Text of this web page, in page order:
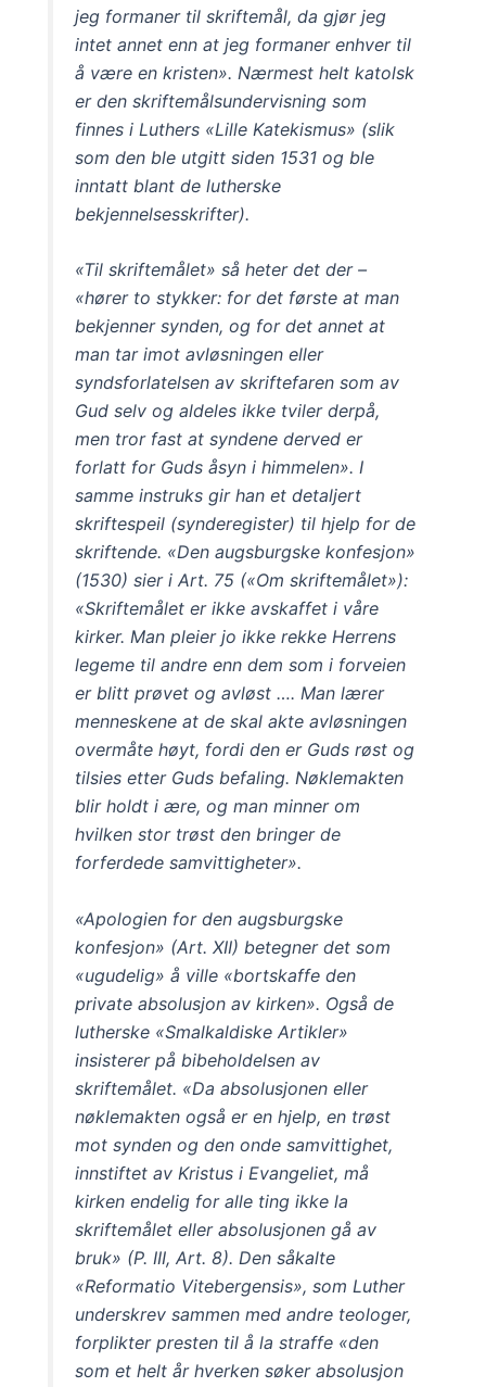
jeg formaner til skriftemål, da gjør jeg
intet annet enn at jeg formaner enhver til
å være en kristen». Nærmest helt katolsk
er den skriftemålsundervisning som
finnes i Luthers «Lille Katekismus» (slik
som den ble utgitt siden 1531 og ble
inntatt blant de lutherske
bekjennelsesskrifter).
«Til skriftemålet» så heter det der –
«hører to stykker: for det første at man
bekjenner synden, og for det annet at
man tar imot avløsningen eller
syndsforlatelsen av skriftefaren som av
Gud selv og aldeles ikke tviler derpå,
men tror fast at syndene derved er
forlatt for Guds åsyn i himmelen». I
samme instruks gir han et detaljert
skriftespeil (synderegister) til hjelp for de
skriftende. «Den augsburgske konfesjon»
(1530) sier i Art. 75 («Om skriftemålet»):
«Skriftemålet er ikke avskaffet i våre
kirker. Man pleier jo ikke rekke Herrens
legeme til andre enn dem som i forveien
er blitt prøvet og avløst …. Man lærer
menneskene at de skal akte avløsningen
overmåte høyt, fordi den er Guds røst og
tilsies etter Guds befaling. Nøklemakten
blir holdt i ære, og man minner om
hvilken stor trøst den bringer de
forferdede samvittigheter».
«Apologien for den augsburgske
konfesjon» (Art. XII) betegner det som
«ugudelig» å ville «bortskaffe den
private absolusjon av kirken». Også de
lutherske «Smalkaldiske Artikler»
insisterer på bibeholdelsen av
skriftemålet. «Da absolusjonen eller
nøklemakten også er en hjelp, en trøst
mot synden og den onde samvittighet,
innstiftet av Kristus i Evangeliet, må
kirken endelig for alle ting ikke la
skriftemålet eller absolusjonen gå av
bruk» (P. III, Art. 8). Den såkalte
«Reformatio Vitebergensis», som Luther
underskrev sammen med andre teologer,
forplikter presten til å la straffe «den
som et helt år hverken søker absolusjon